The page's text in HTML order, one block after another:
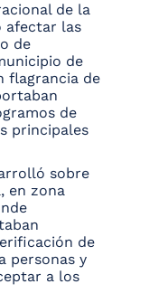
de la
afectar las
de
de
flagrancia de
de
principales
sobre
en zona
de
personas y
a los